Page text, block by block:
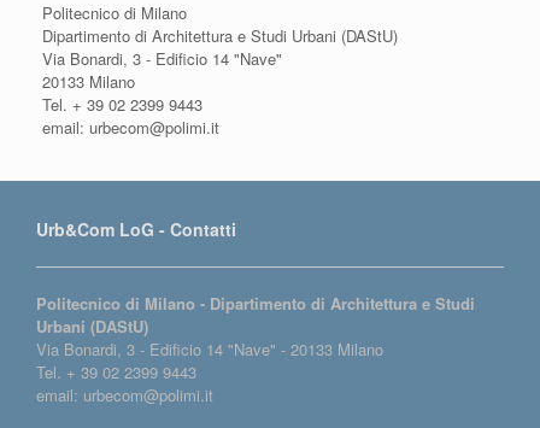
Politecnico di Milano
Dipartimento di Architettura e Studi Urbani (DAStU)
Via Bonardi, 3 - Edificio 14 "Nave"
20133 Milano
Tel. + 39 02 2399 9443
email: urbecom@polimi.it
Urb&Com LoG - Contatti
Politecnico di Milano - Dipartimento di Architettura e Studi
Urbani (DAStU)
Via Bonardi, 3 - Edificio 14 "Nave" - 20133 Milano
Tel. + 39 02 2399 9443
email: urbecom@polimi.it